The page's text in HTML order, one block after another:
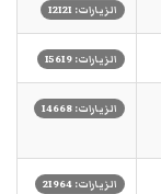
الزيارات: 12121
الزيارات: 15619
الزيارات: 14668
الزيارات: 21964